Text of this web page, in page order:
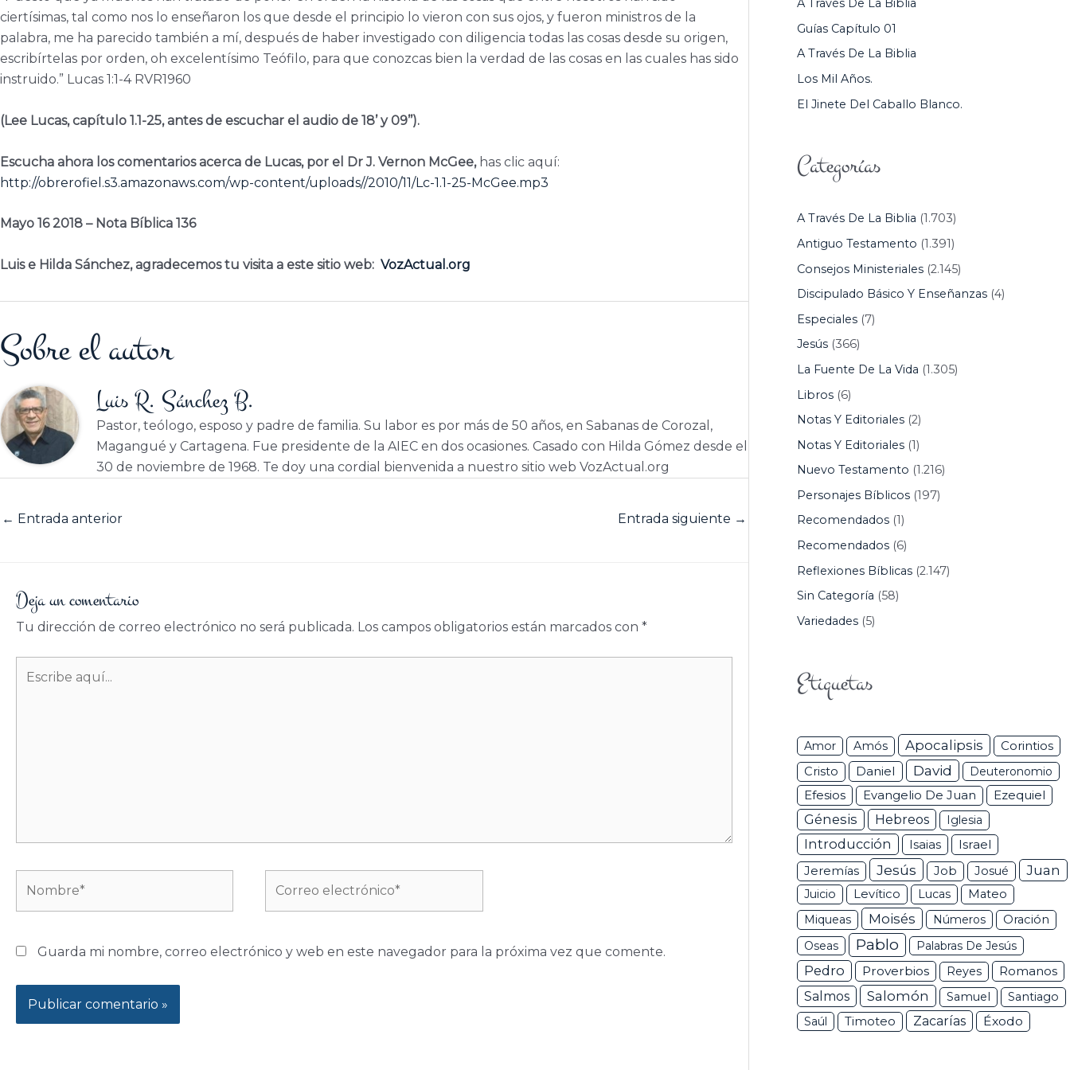
ciertísimas, tal como nos lo enseñaron los que desde el principio lo vieron con sus ojos, y fueron ministros de la
palabra, me ha parecido también a mí, después de haber investigado con diligencia todas las cosas desde su origen,
escribírtelas por orden, oh excelentísimo Teófilo, para que conozcas bien la verdad de las cosas en las cuales has sido
instruido.” Lucas 1:1-4 RVR1960
(Lee Lucas, capítulo 1.1-25, antes de escuchar el audio de 18’ y 09’’).
Escucha ahora los comentarios acerca de Lucas, por el Dr J. Vernon McGee, has clic aquí:
http://obrerofiel.s3.amazonaws.com/wp-content/uploads//2010/11/Lc-1.1-25-McGee.mp3
Mayo 16 2018 – Nota Bíblica 136
Luis e Hilda Sánchez, agradecemos tu visita a este sitio web: VozActual.org
Sobre el autor
Luis R. Sánchez B.
Pastor, teólogo, esposo y padre de familia. Su labor es por más de 50 años, en Sabanas de Corozal,
Magangué y Cartagena. Fue presidente de la AIEC en dos ocasiones. Casado con Hilda Gómez desde el
30 de noviembre de 1968. Te doy una cordial bienvenida a nuestro sitio web VozActual.org
← Entrada anterior Entrada siguiente →
Deja un comentario
Tu dirección de correo electrónico no será publicada. Los campos obligatorios están marcados con *
aquí...
electrónico*
Guarda mi nombre, correo electrónico y web en este navegador para la próxima vez que comente.
R
:
A Través De La Biblia
Guías Capítulo 01
A Través De La Biblia
Los Mil Años.
El Jinete Del Caballo Blanco.
Categorías
A Través De La Biblia (1.703)
Antiguo Testamento (1.391)
Consejos Ministeriales(2.145)
Discipulado Básico Y Enseñanzas(4)
Especiales(7)
Jesús(366)
La Fuente De La Vida (1.305)
Libros(6)
Notas Y Editoriales(2)
Notas Y Editoriales(1)
Nuevo Testamento (1.216)
Personajes Bíblicos(197)
Recomendados(1)
Recomendados(6)
Reflexiones Bíblicas(2.147)
Sin Categoría (58)
Variedades(5)
Etiquetas
Amor Amós Apocalipsis Corintios
Cristo Daniel David Deuteronomio
Efesios Evangelio De Juan Ezequiel
Génesis Hebreos Iglesia
Introducción Isaias Israel
Jeremías Jesús Job Josué Juan
Juicio Levítico Lucas
Mateo
Miqueas
Moisés Números
Oración
Oseas
Pablo Palabras De Jesús
Pedro Proverbios Reyes
Romanos
Salmos
Salomón Samuel
Santiago
Saúl
Timoteo Zacarías Éxodo